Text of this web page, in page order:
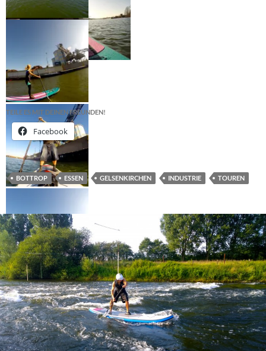
TEILE ES MIT DEINEN FREUNDEN!
Facebook
BOTTROP ESSEN GELSENKIRCHEN INDUSTRIE TOUREN